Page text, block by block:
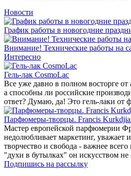
Новости
График работы в новогодние
Внимание! Технические работы на
Интересно
Гель-лак CosmoLac
Все уже давно в полном восторге от
а способны ли российские
ответ? Думаю, да! Это гель-лаки от
Парфюмеры-творцы. Francis
Мастер европейской парфюмерии
недолюбливает маркетинг, уважает
творчество и свобода - важнее
"духи в бутылках" он искусством не
Подпишись на рассылку